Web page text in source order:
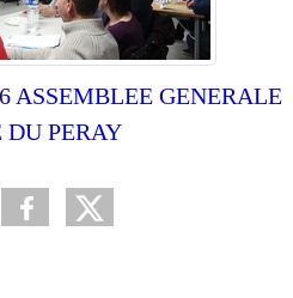
ASSEMBLEE GENERALE
DU PERAY